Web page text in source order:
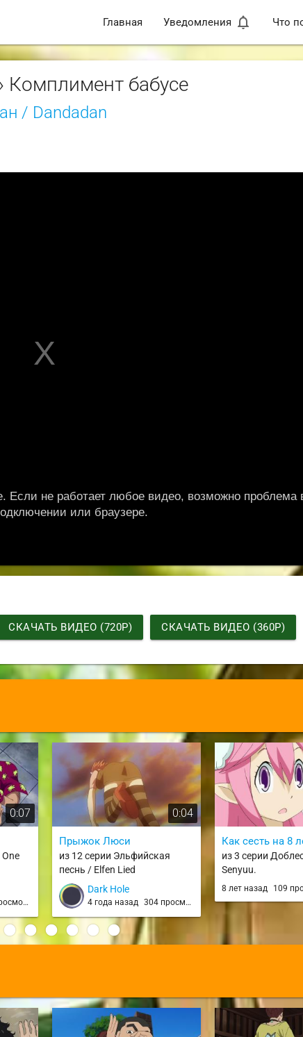
Главная Уведомления notifications_none Что
Комплимент бабусе
/ Dandadan
СКАЧАТЬ ВИДЕО (720P) СКАЧАТЬ ВИДЕО (360P)
0:07 0:04
Прыжок Люси
из 12 серии Эльфийская
песнь / Elfen Lied
Dark Hole
4 года назад 304 просмотра
Как сесть на 8
из 3 серии
Senyuu.
8 лет назад 109